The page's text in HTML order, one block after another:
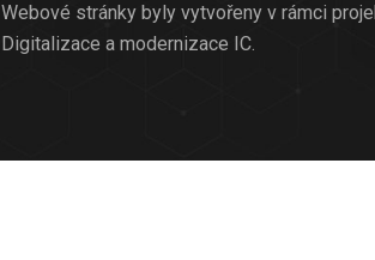
Webové stránky byly vytvořeny v rámci
Digitalizace a modernizace IC.